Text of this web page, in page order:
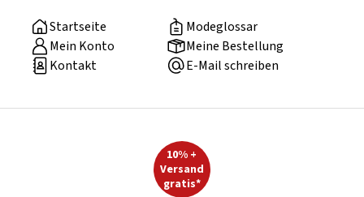
Startseite
Modeglossar
Mein Konto
Meine Bestellung
Kontakt
E-Mail schreiben
10% +
Versand
gratis*